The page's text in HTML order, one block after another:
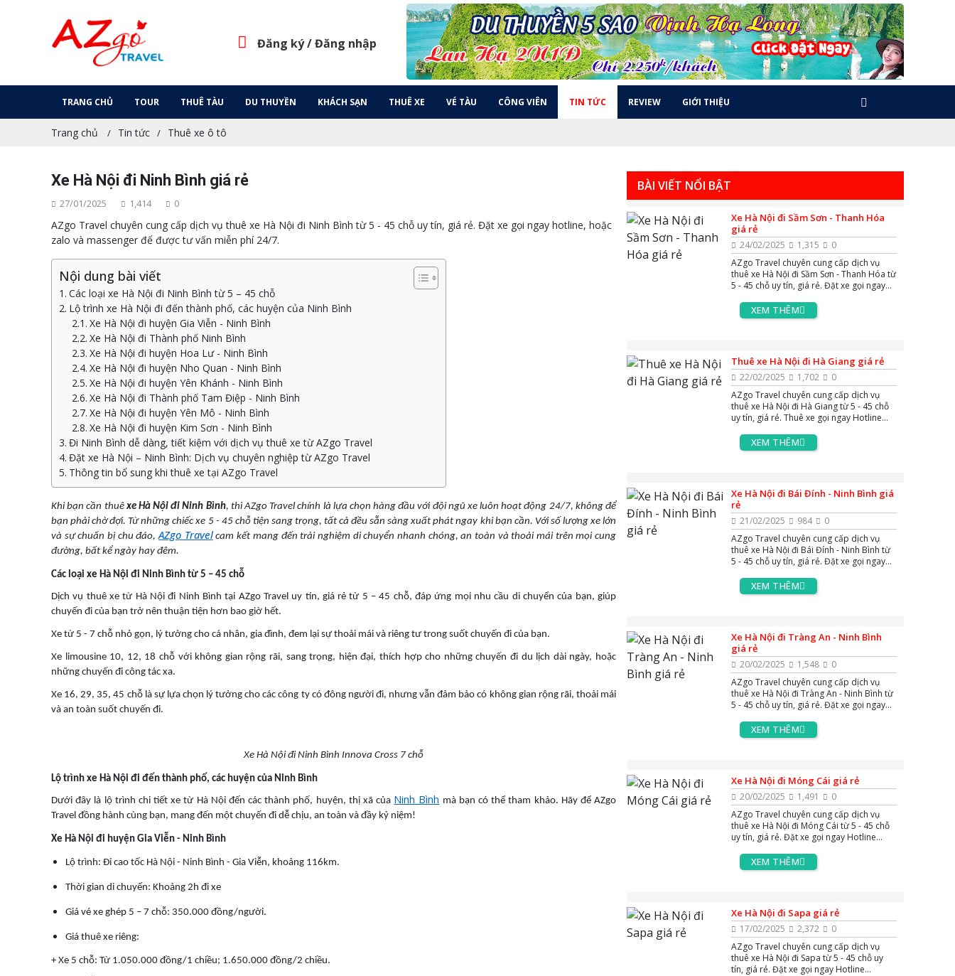
Đăng ký / Đăng nhập
TRANG CHỦ TOUR THUÊ TÀU DU THUYỀN KHÁCH SẠN THUÊ XE VÉ TÀU CÔNG VIÊN TIN TỨC REVIEW GIỚI THIỆU
Trang chủ Tin tức Thuê xe ô tô
Xe Hà Nội đi Ninh Bình giá rẻ
27/01/2025 1,414 0
AZgo Travel chuyên cung cấp dịch vụ thuê xe Hà Nội đi Ninh Bình từ 5 - 45 chỗ uy tín, giá rẻ. Đặt xe gọi ngay hotline, hoặc
zalo và massenger để được tư vấn miễn phí 24/7.
Nội dung bài viết
Các loại xe Hà Nội đi Ninh Bình từ 5 – 45 chỗ
Lộ trình xe Hà Nội đi đến thành phố, các huyện của Ninh Bình
Xe Hà Nội đi huyện Gia Viễn - Ninh Bình
Xe Hà Nội đi Thành phố Ninh Bình
Xe Hà Nội đi huyện Hoa Lư - Ninh Bình
Xe Hà Nội đi huyện Nho Quan - Ninh Bình
Xe Hà Nội đi huyện Yên Khánh - Ninh Bình
Xe Hà Nội đi Thành phố Tam Điệp - Ninh Bình
Xe Hà Nội đi huyện Yên Mô - Ninh Bình
Xe Hà Nội đi huyện Kim Sơn - Ninh Bình
Đi Ninh Bình dễ dàng, tiết kiệm với dịch vụ thuê xe từ AZgo Travel
Đặt xe Hà Nội – Ninh Bình: Dịch vụ chuyên nghiệp từ AZgo Travel
Thông tin bổ sung khi thuê xe tại AZgo Travel
Khi bạn cần thuêxe Hà Nội đi Ninh Bình, thì AZgo Travel chính là lựa chọn hàng đầu với đội ngũ xe luôn hoạt động 24/7, không để
bạn phải chờ đợi. Từ những chiếc xe 5 - 45 chỗ tiện sang trọng, tất cả đều sẵn sàng xuất phát ngay khi bạn cần. Với số lượng xe lớn
và sự chuẩn bị chu đáo,AZgo Travelcam kết mang đến trải nghiệm di chuyển nhanh chóng, an toàn và thoải mái trên mọi cung
đường, bất kể ngày hay đêm.
Các loại xe Hà Nội đi Ninh Bình từ 5 – 45 chỗ
Dịch vụ thuê xe từ Hà Nội đi Ninh Bình tại AZgo Travel uy tín, giá rẻ từ 5 – 45 chỗ, đáp ứng mọi nhu cầu di chuyển của bạn, giúp
chuyến đi của bạn trở nên thuận tiện hơn bao giờ hết.
Xe từ 5 - 7 chỗ nhỏ gọn, lý tưởng cho cá nhân, gia đình, đem lại sự thoải mái và riêng tư trong suốt chuyến đi của bạn.
Xe limousine 10, 12, 18 chỗ với không gian rộng rãi, sang trọng, hiện đại, thích hợp cho những chuyến đi du lịch dài ngày, hoặc
những chuyến đi công tác xa.
Xe 16, 29, 35, 45 chỗ là sự lựa chọn lý tưởng cho các công ty có đông người đi, nhưng vẫn đảm bảo có không gian rộng rãi, thoải mái
và an toàn suốt chuyến đi.
Xe Hà Nội đi Ninh Bình Innova Cross 7 chỗ
Lộ trình xe Hà Nội đi đến thành phố, các huyện của Ninh Bình
Dưới đây là lộ trình chi tiết xe từ Hà Nội đến các thành phố, huyện, thị xã của Ninh Bình mà bạn có thể tham khảo. Hãy để AZgo
Travel đồng hành cùng bạn, mang đến một chuyến đi dễ chịu, an toàn và đầy kỷ niệm!
Xe Hà Nội đi huyện Gia Viễn - Ninh Bình
Lộ trình: Đi cao tốc Hà Nội - Ninh Bình - Gia Viễn, khoảng 116km.
Thời gian di chuyển: Khoảng 2h đi xe
Giá vé xe ghép 5 – 7 chỗ: 350.000 đồng/người.
Giá thuê xe riêng:
+ Xe 5 chỗ: Từ 1.050.000 đồng/1 chiều; 1.650.000 đồng/2 chiều.
BÀI VIẾT NỔI BẬT
Xe Hà Nội đi Sầm Sơn - Thanh Hóa
giá rẻ
24/02/2025 1,315
0
AZgo Travel chuyên cung cấp dịch vụ
thuê xe Hà Nội đi Sầm Sơn - Thanh Hóa từ
5 - 45 chỗ uy tín, giá rẻ. Đặt xe gọi ngay
Massenger để được tư vấn miễn phí 24/7.
XEM THÊM
Thuê xe Hà Nội đi Hà Giang giá rẻ
22/02/2025 1,702
0
AZgo Travel chuyên cung cấp dịch vụ
thuê xe Hà Nội đi Hà Giang từ 5 - 45 chỗ
uy tín, giá rẻ. Thuê xe gọi ngay Hotline
để được tư vấn miễn phí 24/7.
XEM THÊM
Xe Hà Nội đi Bái Đính - Ninh Bình giá
rẻ
21/02/2025 984
0
AZgo Travel chuyên cung cấp dịch vụ
thuê xe Hà Nội đi Bái Đính - Ninh Bình từ
5 - 45 chỗ uy tín, giá rẻ. Đặt xe gọi ngay
Massenger để được tư vấn miễn phí 24/7.
XEM THÊM
Xe Hà Nội đi Tràng An - Ninh Bình
giá rẻ
20/02/2025 1,548
0
AZgo Travel chuyên cung cấp dịch vụ
thuê xe Hà Nội đi Tràng An - Ninh Bình từ
5 - 45 chỗ uy tín, giá rẻ. Đặt xe gọi ngay
Massenger để được tư vấn miễn phí 24/7.
XEM THÊM
Xe Hà Nội đi Móng Cái giá rẻ
20/02/2025 1,491
0
AZgo Travel chuyên cung cấp dịch vụ
thuê xe Hà Nội đi Móng Cái từ 5 - 45 chỗ
uy tín, giá rẻ. Đặt xe gọi ngay Hotline
để được tư vấn miễn phí 24/7.
XEM THÊM
Xe Hà Nội đi Sapa giá rẻ
17/02/2025 2,372
0
AZgo Travel chuyên cung cấp dịch vụ
thuê xe Hà Nội đi Sapa từ 5 - 45 chỗ uy
tín, giá rẻ. Đặt xe gọi ngay Hotline